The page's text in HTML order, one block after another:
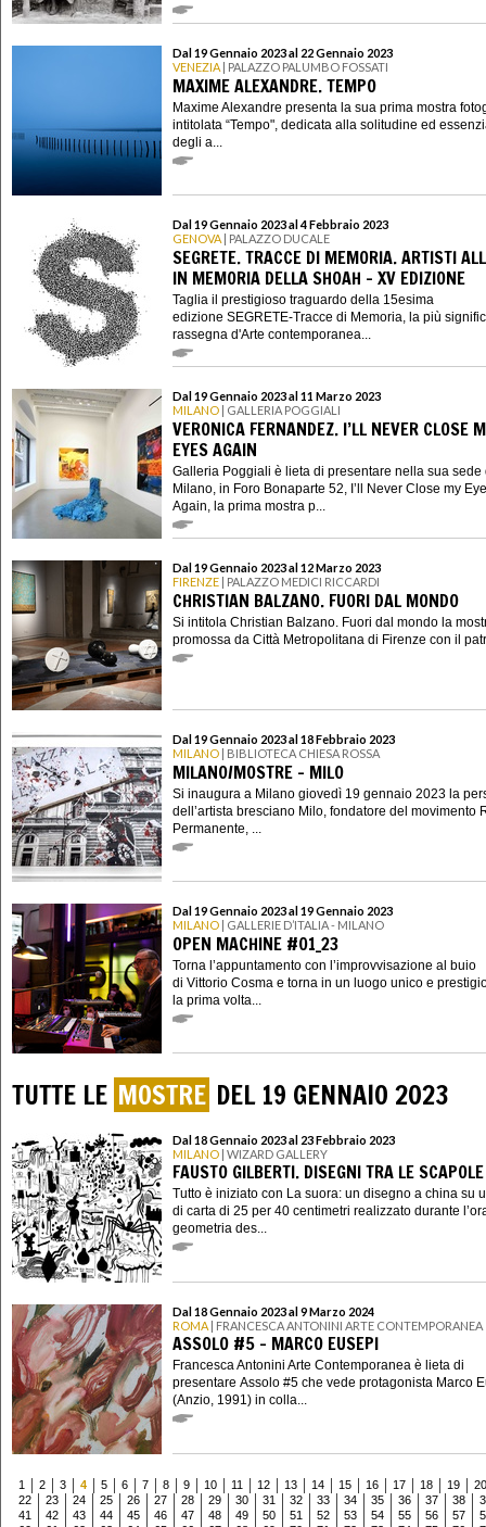
Dal 19 Gennaio 2023 al 22 Gennaio 2023
VENEZIA | PALAZZO PALUMBO FOSSATI
MAXIME ALEXANDRE. TEMPO
Maxime Alexandre presenta la sua prima mostra
intitolata “Tempo", dedicata alla solitudine ed
degli a...
Dal 19 Gennaio 2023 al 4 Febbraio 2023
GENOVA | PALAZZO DUCALE
SEGRETE. TRACCE DI MEMORIA. ARTISTI
IN MEMORIA DELLA SHOAH - XV EDIZIONE
Taglia il prestigioso traguardo della 15esima
edizione SEGRETE-Tracce di Memoria, la più
rassegna d'Arte contemporanea...
Dal 19 Gennaio 2023 al 11 Marzo 2023
MILANO | GALLERIA POGGIALI
VERONICA FERNANDEZ. I’LL NEVER CLOSE
EYES AGAIN
Galleria Poggiali è lieta di presentare nella sua sede
Milano, in Foro Bonaparte 52, I’ll Never Close my
Again, la prima mostra p...
Dal 19 Gennaio 2023 al 12 Marzo 2023
FIRENZE | PALAZZO MEDICI RICCARDI
CHRISTIAN BALZANO. FUORI DAL MONDO
Si intitola Christian Balzano. Fuori dal mondo la
promossa da Città Metropolitana di Firenze con il
Dal 19 Gennaio 2023 al 18 Febbraio 2023
MILANO | BIBLIOTECA CHIESA ROSSA
MILANO/MOSTRE - MILO
Si inaugura a Milano giovedì 19 gennaio 2023 la
dell’artista bresciano Milo, fondatore del movimento
Permanente, ...
Dal 19 Gennaio 2023 al 19 Gennaio 2023
MILANO | GALLERIE D’ITALIA - MILANO
OPEN MACHINE #01_23
Torna l’appuntamento con l’improvvisazione al buio
di Vittorio Cosma e torna in un luogo unico e
la prima volta...
TUTTE LE MOSTRE DEL 19 GENNAIO 2023
Dal 18 Gennaio 2023 al 23 Febbraio 2023
MILANO | WIZARD GALLERY
FAUSTO GILBERTI. DISEGNI TRA LE SCAPOLE
Tutto è iniziato con La suora: un disegno a china su
di carta di 25 per 40 centimetri realizzato durante
geometria des...
Dal 18 Gennaio 2023 al 9 Marzo 2024
ROMA | FRANCESCA ANTONINI ARTE CONTEMPORANEA
ASSOLO #5 - MARCO EUSEPI
Francesca Antonini Arte Contemporanea è lieta di
presentare Assolo #5 che vede protagonista Marco
(Anzio, 1991) in colla...
1 2 3 4 5 6 7 8 9 10 11 12 13 14 15 16 17 18 19
20
22
23 24 25 26 27 28 29 30 31 32 33 34 35 36 37 38
41
42 43 44 45 46 47 48 49 50 51 52 53 54 55 56 57